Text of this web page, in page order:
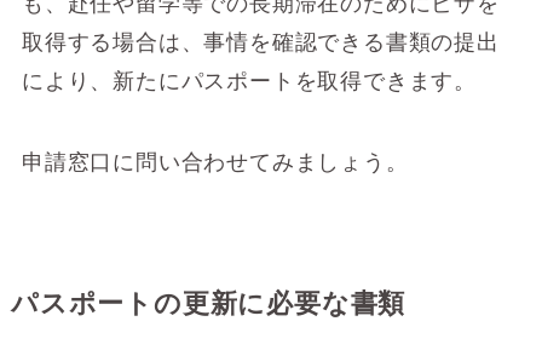
取得する場合は、事情を確認できる書類の提出
により、新たにパスポートを取得できます。
申請窓口に問い合わせてみましょう。
パスポートの更新に必要な書類